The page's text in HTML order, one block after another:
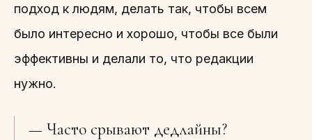
подход к людям, делать так, чтобы всем
было интересно и хорошо, чтобы все были
эффективны и делали то, что редакции
нужно.
— Часто срывают дедлайны?